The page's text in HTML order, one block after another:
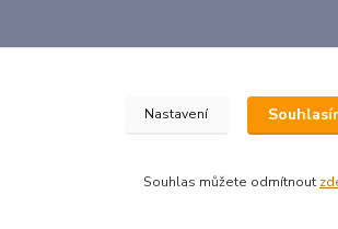
Fakturační adresa
Nastavení
Souhlas můžete odmítnout